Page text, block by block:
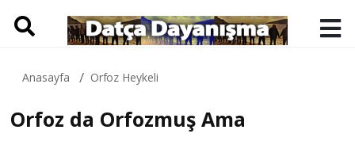
Anasayfa Orfoz Heykeli
Orfoz da Orfozmuş Ama